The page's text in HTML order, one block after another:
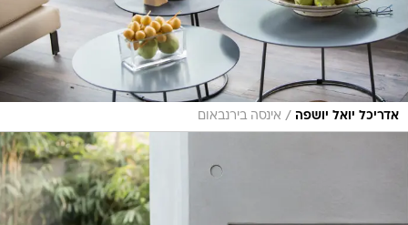
אדריכל יואל יושפה / אינסה בירנבאום